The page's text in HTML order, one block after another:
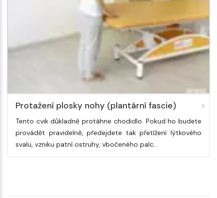
Protažení plosky nohy (plantární fascie)
Tento cvik důkladně protáhne chodidlo. Pokud ho budete
provádět pravidelně, předejdete tak přetížení lýtkového
svalu, vzniku patní ostruhy, vbočeného palc…